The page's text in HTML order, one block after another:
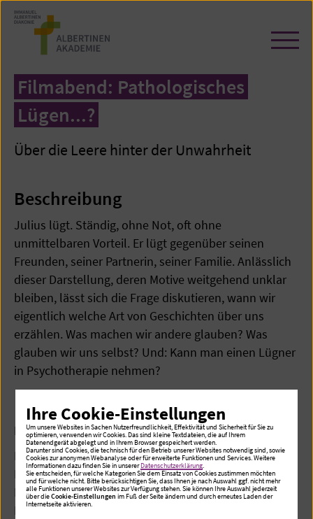
Zum
Seiteninhalt
springen
Filmabend: Pathologisches
Lügen...?
Über die Leere hinter der Unwahrheit
Beschreibung
Julius lügt. Ständig, ohne Not, oft ohne
unmittelbaren Vorteil. Er lügt gegenüber seinen
Freunden, seiner Partnerin, seiner Familie. Anlässlich
dieser Darstellung, deren Motive weitgehend unklar
bleiben, lässt sich die Frage diskutieren, wann wir
eigentlich welche Art von Geschichten über uns
erzählen. Was machen wir andere glauben? Was
glauben wir uns selbst? Und: Kann man einen Lügner
in Psychotherapie nehmen?
Referent / Referentin
Prof. Dr. Timo Storck
Prof. Dr. phil. habil., Dipl.-Psych., psychologischer
Psychotherapeut (AP/TP), Professor für Klinische
Psychologie und Psychotherapie an der
Psychologischen Hochschule Berlin.
Ihre Cookie-Einstellungen
Um unsere Websites in Sachen Nutzerfreundlichkeit, Effektivität und Sicherheit für Sie zu
optimieren, verwenden wir Cookies. Das sind kleine Textdateien, die auf Ihrem
Datenendgerät abgelegt und in Ihrem Browser gespeichert werden.
Darunter sind Cookies, die technisch für den Betrieb unserer Websites notwendig sind, sowie
Cookies zur anonymen Webanalyse oder für erweiterte Funktionen und Services. Weitere
Informationen dazu finden Sie in unsererDatenschutzerklärung.
Sie entscheiden, für welche Kategorien Sie dem Einsatz von Cookies zustimmen möchten
und für welche nicht. Bitte berücksichtigen Sie, dass Ihnen je nach Auswahl ggf. nicht mehr
alle Funktionen unserer Websites zur Verfügung stehen. Sie können Ihre Auswahl jederzeit
über dieCookie-Einstellungen im Fuß der Seite ändern und durch erneutes Laden der
Internetseite aktivieren.